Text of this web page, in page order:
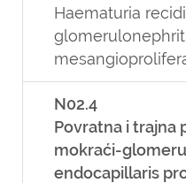
Haematuria
N02.4
Povratna i trajna
mokraći-
endocapillaris